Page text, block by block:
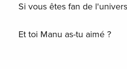
Si vous êtes fan de
Et toi Manu as-tu aimé ?